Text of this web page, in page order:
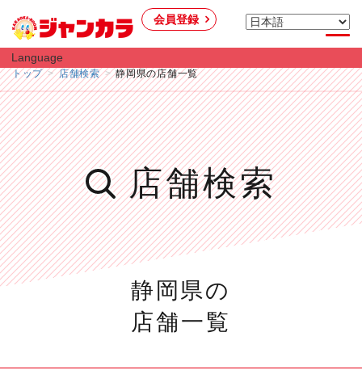
会員登録
Language
トップ 店舗検索 静岡県の店舗一覧
店舗検索
静岡県の
店舗一覧